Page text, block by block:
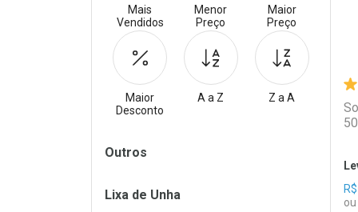
R$
Mais
Vendidos
Menor
Preço
Maior
Preço
Maior
Desconto
A a Z Z a A
Filtros
Outros
Lixa de Unha